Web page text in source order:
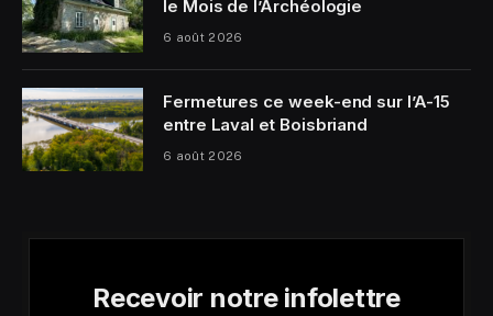
le Mois de l’Archéologie
6 août 2026
Fermetures ce week-end sur l’A-15
entre Laval et Boisbriand
6 août 2026
Recevoir notre infolettre